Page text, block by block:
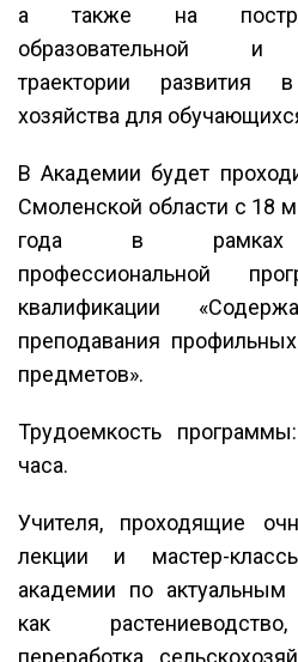
а также на
образовательной и
траектории развития
хозяйства для
В Академии будет
Смоленской области с 18
года в рамках
профессиональной
квалификации
преподавания профильных
предметов».
Трудоемкость
часа.
Учителя, проходящие
лекции и мастер-
академии по актуальным
как
переработка